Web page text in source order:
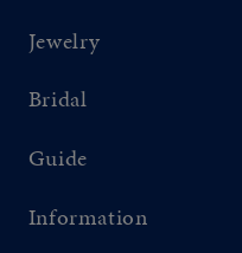
Jewelry
Bridal
Guide
Information